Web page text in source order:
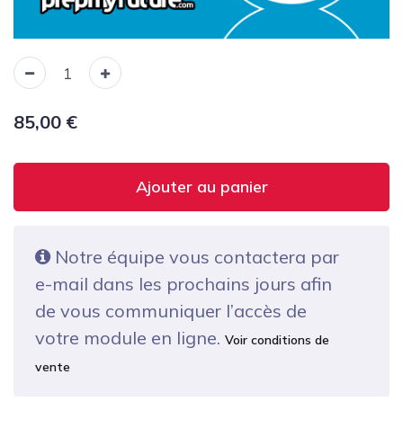
85,00 €
Ajouter au panier
Notre équipe vous contactera par
e-mail dans les prochains jours afin
de vous communiquer l’accès de
votre module en ligne. Voir conditions de
vente